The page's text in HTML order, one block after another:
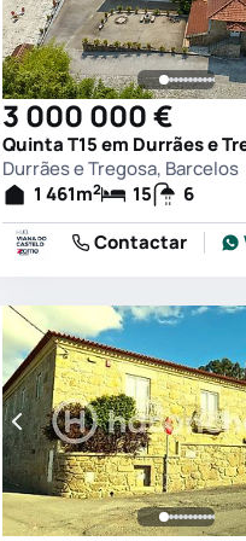
fotografias
3 000 000 €
Durrães e Tregosa, Barcelos
1 461m2 15
6
Contactar
fotografias